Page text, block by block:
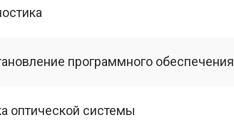
программного обеспечения
оптической системы